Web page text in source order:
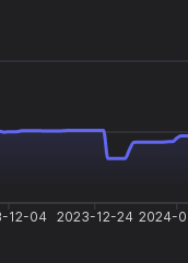
12-04 2023-12-24 2024-